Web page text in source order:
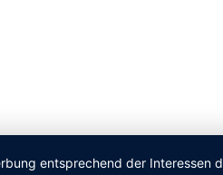
entsprechend der Interessen